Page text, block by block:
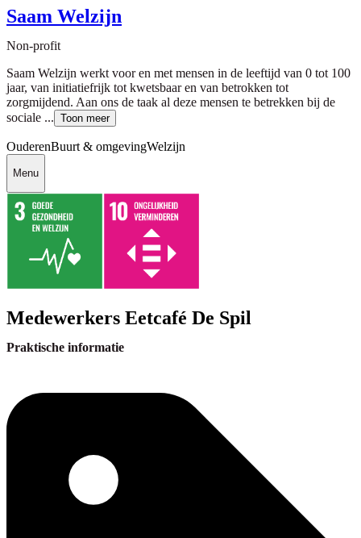
Saam Welzijn
Non-profit
Saam Welzijn werkt voor en met mensen in de leeftijd van 0 tot 100
jaar, van initiatiefrijk tot kwetsbaar en van betrokken tot
zorgmijdend. Aan ons de taak al deze mensen te betrekken bij de
sociale ... Toon meer
OuderenBuurt & omgevingWelzijn
Menu
Medewerkers Eetcafé De Spil
Praktische informatie